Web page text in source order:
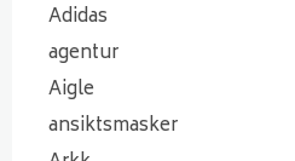
Adidas
agentur
Aigle
ansiktsmasker